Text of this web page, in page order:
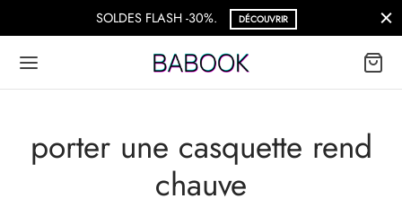
SOLDES FLASH -30%. DÉCOUVRIR
porter une casquette rend
chauve